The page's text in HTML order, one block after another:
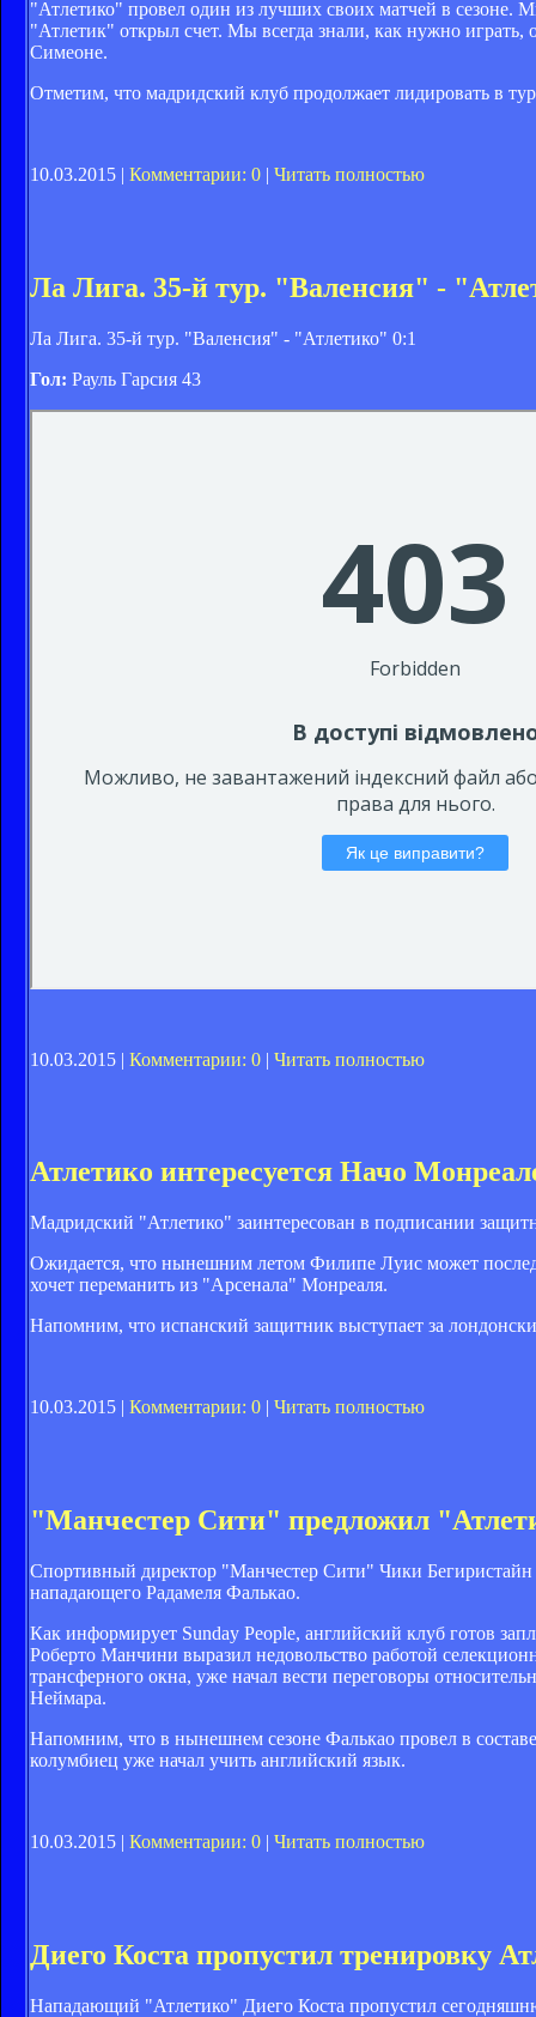
"Атлетико" провел один из лучших своих матчей в сезоне.
"Атлетик" открыл счет. Мы всегда знали, как нужно
Симеоне.
Отметим, что мадридский клуб продолжает лидировать в
10.03.2015 | Комментарии: 0 | Читать полностью
Ла Лига. 35-й тур. "Валенсия" -
Ла Лига. 35-й тур. "Валенсия" - "Атлетико" 0:1
Гол: Рауль Гарсия 43
10.03.2015 | Комментарии: 0 | Читать полностью
Атлетико интересуется Начо
Мадридский "Атлетико" заинтересован в подписании
Ожидается, что нынешним летом Филипе Луис может
хочет переманить из "Арсенала" Монреаля.
Напомним, что испанский защитник выступает за
10.03.2015 | Комментарии: 0 | Читать полностью
"Манчестер Сити" предложил
Спортивный директор "Манчестер Сити" Чики
нападающего Радамеля Фалькао.
Как информирует Sunday People, английский клуб готов
Роберто Манчини выразил недовольство работой
трансферного окна, уже начал вести переговоры
Неймара.
Напомним, что в нынешнем сезоне Фалькао провел в
колумбиец уже начал учить английский язык.
10.03.2015 | Комментарии: 0 | Читать полностью
Диего Коста пропустил тренировку
Нападающий "Атлетико" Диего Коста пропустил